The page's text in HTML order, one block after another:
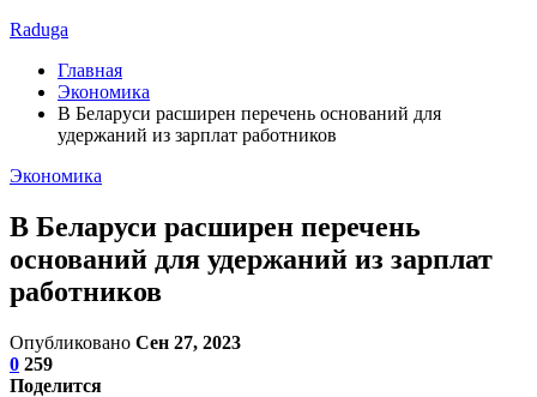
Raduga
Главная
Экономика
В Беларуси расширен перечень оснований для
удержаний из зарплат работников
Экономика
В Беларуси расширен перечень
оснований для удержаний из зарплат
работников
Опубликовано Сен 27, 2023
0 259
Поделится